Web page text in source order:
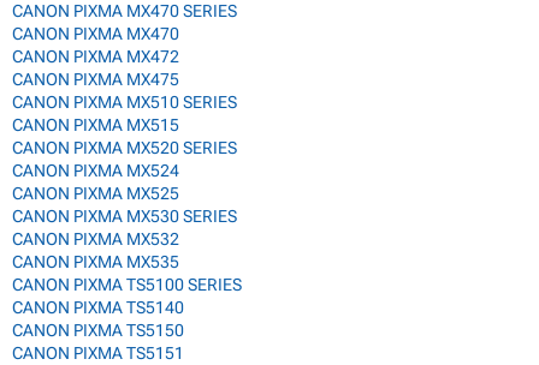
CANON PIXMA MX470 SERIES
CANON PIXMA MX470
CANON PIXMA MX472
CANON PIXMA MX475
CANON PIXMA MX510 SERIES
CANON PIXMA MX515
CANON PIXMA MX520 SERIES
CANON PIXMA MX524
CANON PIXMA MX525
CANON PIXMA MX530 SERIES
CANON PIXMA MX532
CANON PIXMA MX535
CANON PIXMA TS5100 SERIES
CANON PIXMA TS5140
CANON PIXMA TS5150
CANON PIXMA TS5151